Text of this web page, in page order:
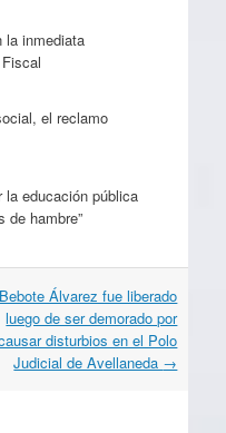
la inmediata
el reclamo
la educación pública
de hambre”
Bebote Álvarez fue liberado
luego de ser demorado por
disturbios en el Polo
Judicial de Avellaneda →